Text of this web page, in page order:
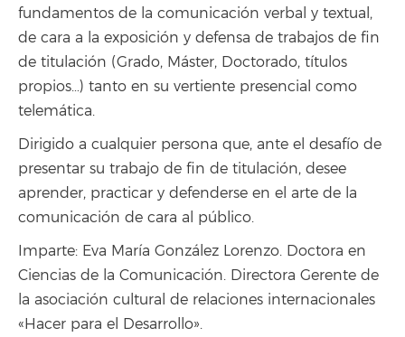
fundamentos de la comunicación verbal y textual,
de cara a la exposición y defensa de trabajos de fin
de titulación (Grado, Máster, Doctorado, títulos
propios…) tanto en su vertiente presencial como
telemática.
Dirigido a cualquier persona que, ante el desafío de
presentar su trabajo de fin de titulación, desee
aprender, practicar y defenderse en el arte de la
comunicación de cara al público.
Imparte: Eva María González Lorenzo. Doctora en
Ciencias de la Comunicación. Directora Gerente de
la asociación cultural de relaciones internacionales
«Hacer para el Desarrollo».